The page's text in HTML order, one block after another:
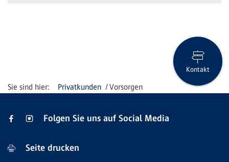
Privatkunden Vorsorgen
Kontakt
Folgen Sie uns auf Social Media
Seite drucken